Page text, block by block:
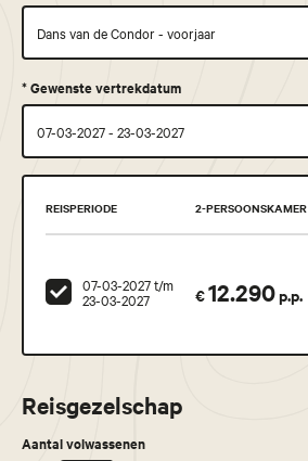
*Gewenste vertrekdatum
REISPERIODE 2-PERSOONSKAMER
07-03-2027 t/m
23-03-2027 €12.290p.p.
Reisgezelschap
Aantal volwassenen